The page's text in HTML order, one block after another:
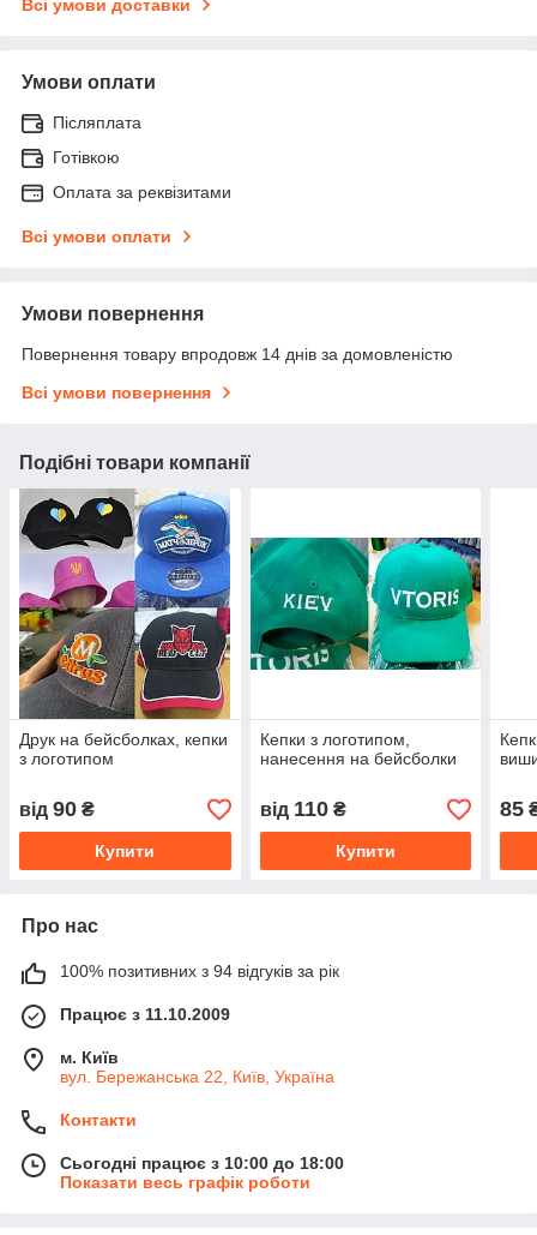
Всі умови доставки
Умови оплати
Післяплата
Готівкою
Оплата за реквізитами
Всі умови оплати
Умови повернення
Повернення товару впродовж 14 днів за домовленістю
Всі умови повернення
Подібні товари компанії
Друк на бейсболках, кепки
з логотипом
від 90 ₴
Купити
Кепки з логотипом,
нанесення на бейсболки
від 110₴
Купити
85
Про нас
100% позитивних з 94 відгуків за рік
Працює з 11.10.2009
м. Київ
вул. Бережанська 22, Київ, Україна
Контакти
Сьогодні працює з 10:00 до 18:00
Показати весь графік роботи